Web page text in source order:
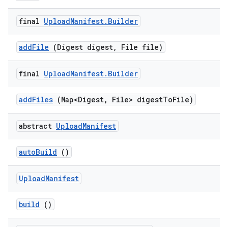
final UploadManifest. Builder
addFile (Digest digest, File file)
final UploadManifest. Builder
addFiles (Map<Digest, File> digestToFile)
abstract UploadManifest
autoBuild ()
UploadManifest
build ()